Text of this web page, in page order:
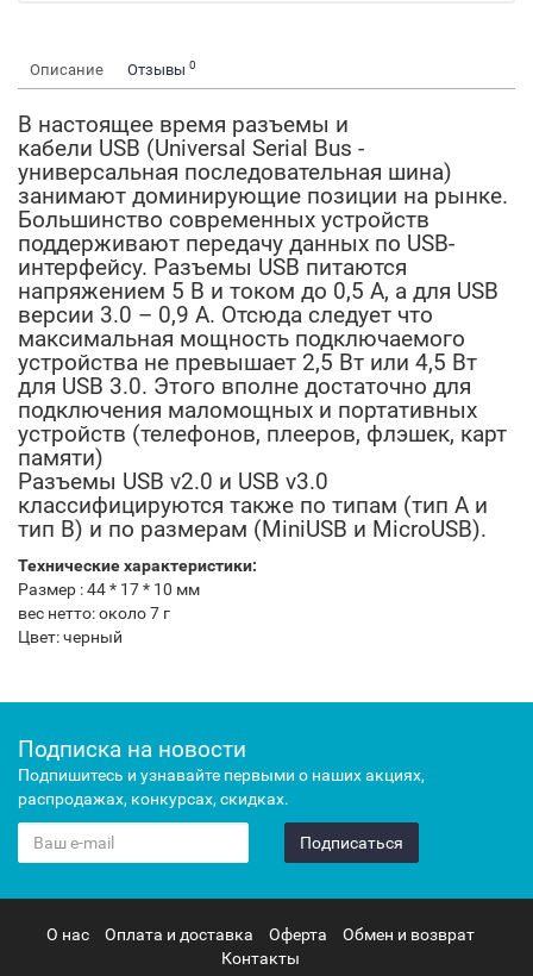
Описание Отзывы 0
В настоящее время разъемы и
кабели USB (Universal Serial Bus -
универсальная последовательная шина)
занимают доминирующие позиции на рынке.
Большинство современных устройств
поддерживают передачу данных по USB-
интерфейсу. Разъемы USB питаются
напряжением 5 В и током до 0,5 А, а для USB
версии 3.0 – 0,9 А. Отсюда следует что
максимальная мощность подключаемого
устройства не превышает 2,5 Вт или 4,5 Вт
для USB 3.0. Этого вполне достаточно для
подключения маломощных и портативных
устройств (телефонов, плееров, флэшек, карт
памяти)
Разъемы USB v2.0 и USB v3.0
классифицируются также по типам (тип A и
тип B) и по размерам (MiniUSB и MicroUSB).
Технические характеристики:
Размер : 44 * 17 * 10 мм
вес нетто: около 7 г
Цвет: черный
Подписка на новости
Подпишитесь и узнавайте первыми о наших акциях,
распродажах, конкурсах, скидках.
Подписаться
О нас Оплата и доставка Оферта
Обмен и возврат
Контакты